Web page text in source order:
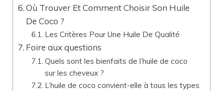
Où Trouver Et Comment Choisir Son Huile
De Coco ?
Les Critères Pour Une Huile De Qualité
Foire aux questions
Quels sont les bienfaits de l’huile de coco
sur les cheveux ?
L’huile de coco convient-elle à tous les types